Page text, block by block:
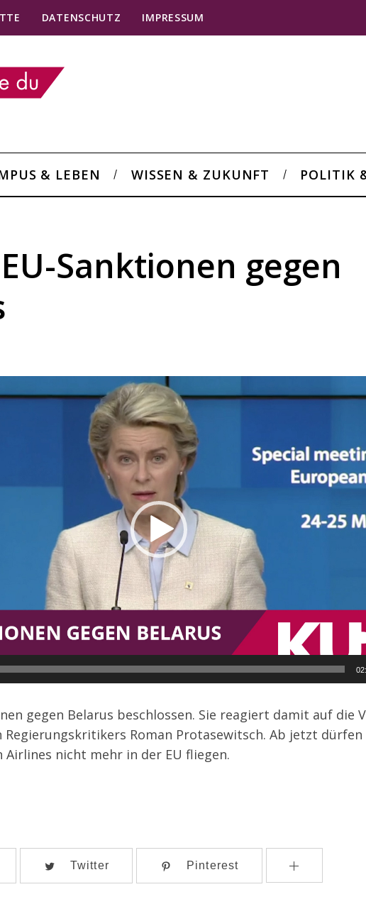
DATENSCHUTZ IMPRESSUM
& LEBEN WISSEN & ZUKUNFT POLITIK
Sanktionen gegen
Regierungskritikers Roman Protasewitsch. Ab jetzt dürfen
Airlines nicht mehr in der EU fliegen.
Twitter Pinterest